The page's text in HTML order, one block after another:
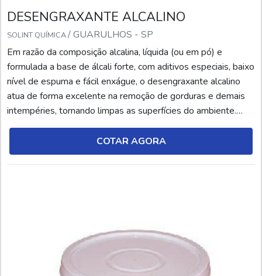
DESENGRAXANTE ALCALINO
SOLINT QUÍMICA/ GUARULHOS - SP
Em razão da composição alcalina, líquida (ou em pó) e
formulada a base de álcali forte, com aditivos especiais, baixo
nível de espuma e fácil enxágue, o desengraxante alcalino
atua de forma excelente na remoção de gorduras e demais
intempéries, tornando limpas as superfícies do ambiente.
Neste caso, cabe salientar que a solução pode ser utilizada a
frio ou a quente, por circulação, tamboreamento, eletrolítica
ou spray. INFORMAÇÕES SOBRE...
COTAR AGORA